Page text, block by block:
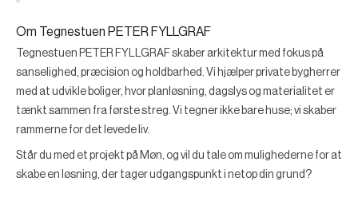
Om Tegnestuen PETER FYLLGRAF
Tegnestuen PETER FYLLGRAF skaber arkitektur med fokus på
sanselighed, præcision og holdbarhed. Vi hjælper private bygherrer
med at udvikle boliger, hvor planløsning, dagslys og materialitet er
tænkt sammen fra første streg. Vi tegner ikke bare huse; vi skaber
rammerne for det levede liv.
Står du med et projekt på Møn, og vil du tale om mulighederne for at
skabe en løsning, der tager udgangspunkt i netop din grund?